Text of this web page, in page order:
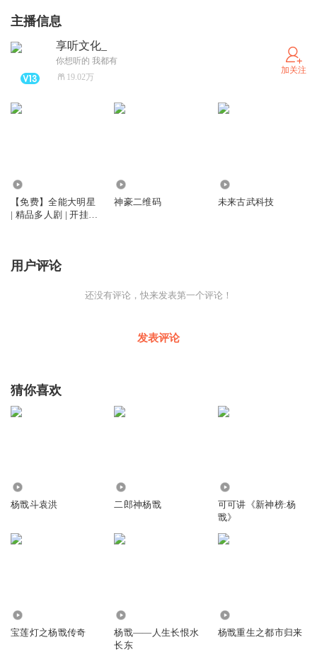
主播信息
享听文化_
你想听的 我都有
19.02万
加关注
【免费】全能大明星
| 精品多人剧 | 开挂人
神豪二维码 未来古武科技
用户评论
还没有评论，快来发表第一个评论！
发表评论
猜你喜欢
杨戬斗袁洪 二郎神杨戬
可可讲《新神榜:杨
戬》
宝莲灯之杨戬传奇
杨戬——人生长恨水
长东
杨戬重生之都市归来